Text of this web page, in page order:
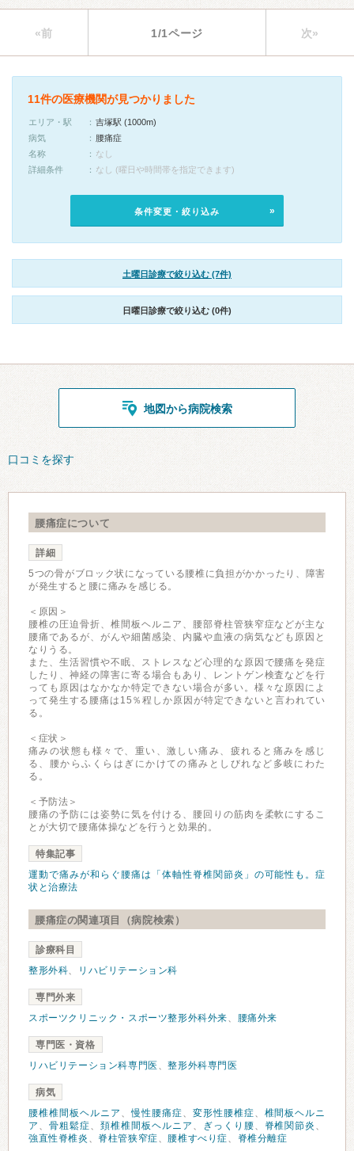
«前 1/1ページ 次»
11件の医療機関が見つかりました
エリア・駅
吉塚駅 (1000m)
病気
腰痛症
名称
なし
詳細条件
なし (曜日や時間帯を指定できます)
条件変更・絞り込み
土曜日診療で絞り込む (7件)
日曜日診療で絞り込む (0件)
地図から病院検索
口コミを探す
腰痛症について
詳細
5つの骨がブロック状になっている腰椎に負担がかかったり、障害
が発生すると腰に痛みを感じる。
＜原因＞
腰椎の圧迫骨折、椎間板ヘルニア、腰部脊柱管狭窄症などが主な
腰痛であるが、がんや細菌感染、内臓や血液の病気なども原因と
なりうる。
また、生活習慣や不眠、ストレスなど心理的な原因で腰痛を発症
したり、神経の障害に寄る場合もあり、レントゲン検査などを行
っても原因はなかなか特定できない場合が多い。様々な原因によ
って発生する腰痛は15％程しか原因が特定できないと言われてい
る。
＜症状＞
痛みの状態も様々で、重い、激しい痛み、疲れると痛みを感じ
る、腰からふくらはぎにかけての痛みとしびれなど多岐にわた
る。
＜予防法＞
腰痛の予防には姿勢に気を付ける、腰回りの筋肉を柔軟にするこ
とが大切で腰痛体操などを行うと効果的。
特集記事
運動で痛みが和らぐ腰痛は「体軸性脊椎関節炎」の可能性も。症
状と治療法
腰痛症の関連項目（病院検索）
診療科目
整形外科、 リハビリテーション科
専門外来
スポーツクリニック・スポーツ整形外科外来、 腰痛外来
専門医・資格
リハビリテーション科専門医 、整形外科専門医
病気
腰椎椎間板ヘルニア 、慢性腰痛症、 変形性腰椎症、 椎間板ヘルニ
ア 、 骨粗鬆症、 頚椎椎間板ヘルニア 、 ぎっくり腰、 脊椎関節炎 、
強直性脊椎炎 、 脊柱管狭窄症、 腰椎すべり症、 脊椎分離症